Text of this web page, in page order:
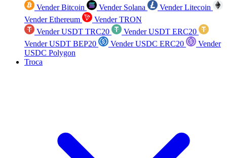
Vender Bitcoin Vender Solana
Vender Litecoin
Vender Ethereum
Vender TRON
Vender USDT TRC20
Vender USDT ERC20
Vender USDT BEP20
Vender USDC ERC20
Vender
USDC Polygon
Troca